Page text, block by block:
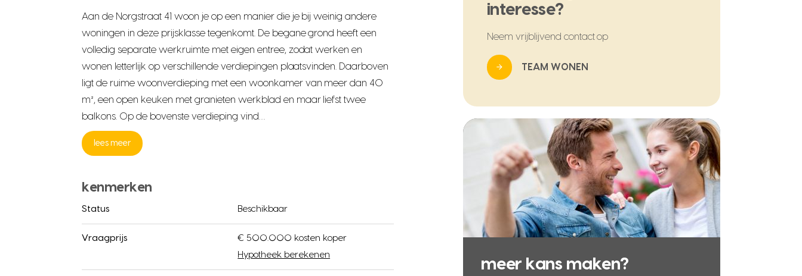
Aan de Norgstraat 41 woon je op een manier die je bij weinig andere
woningen in deze prijsklasse tegenkomt. De begane grond heeft een
volledig separate werkruimte met eigen entree, zodat werken en
wonen letterlijk op verschillende verdiepingen plaatsvinden. Daarboven
ligt de ruime woonverdieping met een woonkamer van meer dan 40
m², een open keuken met granieten werkblad en maar liefst twee
balkons. Op de bovenste verdieping vind…
lees meer
kenmerken
Status Beschikbaar
Vraagprijs
€ 500.000 kosten koper
Hypotheek berekenen
interesse?
Neem vrijblijvend contact op
TEAM WONEN
meer kans maken?